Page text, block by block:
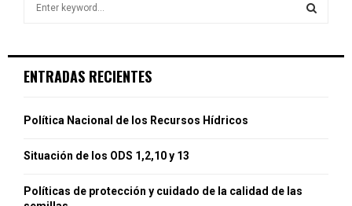
h
o
:
ENTRADAS RECIENTES
Política Nacional de los Recursos Hídricos
Situación de los ODS 1,2,10 y 13
Políticas de protección y cuidado de la calidad de las